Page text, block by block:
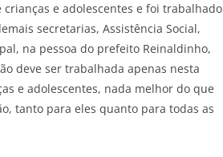
e adolescentes e foi trabalhado
secretarias, Assistência Social,
na pessoa do prefeito Reinaldinho,
deve ser trabalhada apenas nesta
e adolescentes, nada melhor do que
tanto para eles quanto para todas as